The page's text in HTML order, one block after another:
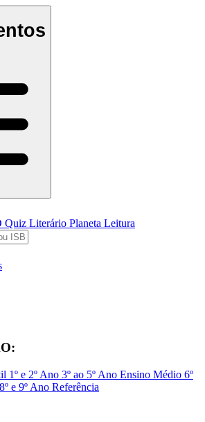
Quiz Literário Planeta Leitura
1º e 2º Ano 3º ao 5º Ano Ensino Médio 6º
8º e 9º Ano Referência